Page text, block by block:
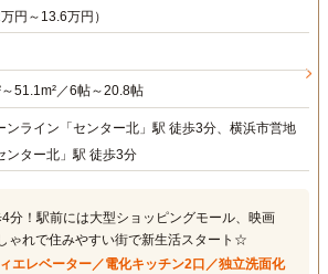
円～13.6万円）
51.1m²／6帖～20.8帖
ンライン「センター北」駅 徒歩3分、横浜市営地
ンター北」駅 徒歩3分
4分！駅前には大型ショッピングモール、映画
ゃれで住みやすい街で新生活スタート☆
エレベーター／電化キッチン2口／独立洗面化